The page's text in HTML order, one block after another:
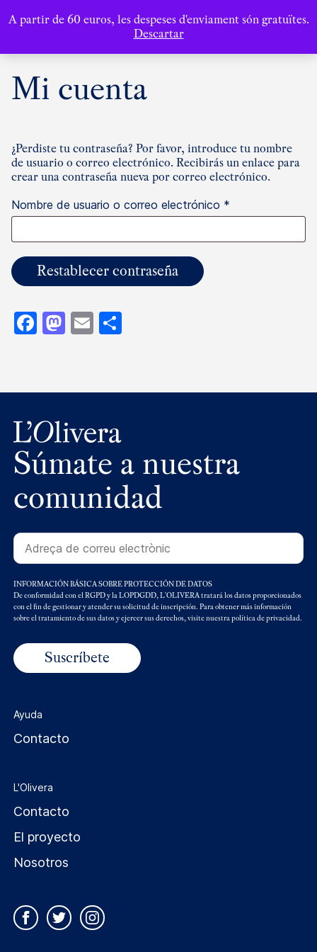
A partir de 60 euros, les despeses d'enviament són gratuïtes.
Descartar
Mi cuenta
¿Perdiste tu contraseña? Por favor, introduce tu nombre
de usuario o correo electrónico. Recibirás un enlace para
crear una contraseña nueva por correo electrónico.
Nombre de usuario o correo electrónico *
Restablecer contraseña
Facebook
Mastodon
Email
Súmate a nuestra
comunidad
INFORMACIÓN BÁSICA SOBRE PROTECCIÓN DE DATOS
De conformidad con el RGPD y la LOPDGDD, L'OLIVERA tratará los datos proporcionados
con el fin de gestionar y atender su solicitud de inscripción. Para obtener más información
sobre el tratamiento de sus datos y ejercer sus derechos, visite nuestra política de privacidad.
Ayuda
Contacto
L'Olivera
Contacto
El proyecto
Nosotros